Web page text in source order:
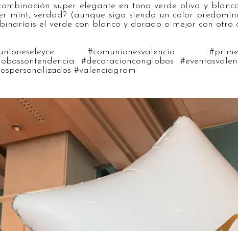
super elegante en tono verde oliva y
mint, verdad? (aunque siga siendo un color
el verde con blanco y dorado o mejor con otro
#comunionesvalencia
#decoracionconglobos
#valenciagram